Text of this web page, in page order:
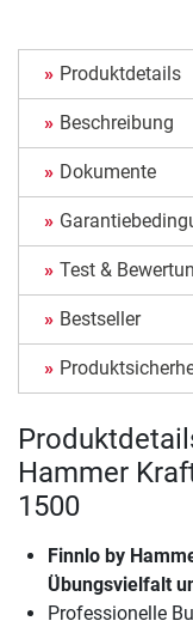
Produktdetails
Beschreibung
Dokumente
Test &
Bestseller
Hammer
1500
Finnlo by
Übungsvielfalt
Professionelle